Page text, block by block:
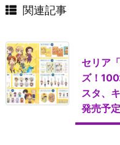
関連記事
セリア
ズ！
スタ、
発売予定